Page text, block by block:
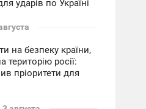
ударів по Україні
на безпеку країни,
територію росії:
пріоритети для